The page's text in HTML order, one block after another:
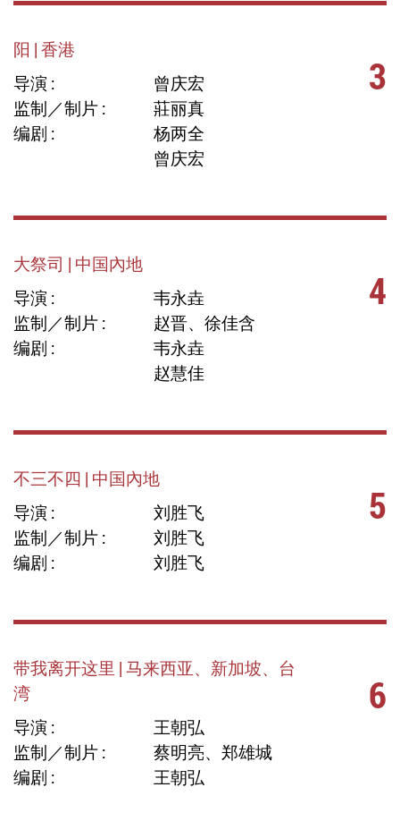
阳 | 香港
导演 :
曾庆宏
监制／制片 :
莊丽真
编剧 :
杨两全
曾庆宏
3
大祭司 | 中国內地
导演 :
韦永垚
监制／制片 :
赵晋、徐佳含
编剧 :
韦永垚
赵慧佳
4
不三不四 | 中国內地
导演 :
刘胜飞
监制／制片 :
刘胜飞
编剧 :
刘胜飞
5
带我离开这里 | 马来西亚、新加坡、台
湾
导演 :
王朝弘
监制／制片 :
蔡明亮、郑雄城
编剧 :
王朝弘
6